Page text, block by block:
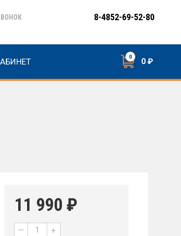
8-4852-69-52-80
0 0 ₽
11 990 ₽
— +